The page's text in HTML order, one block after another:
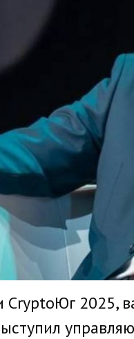
CryptoЮг 2025,